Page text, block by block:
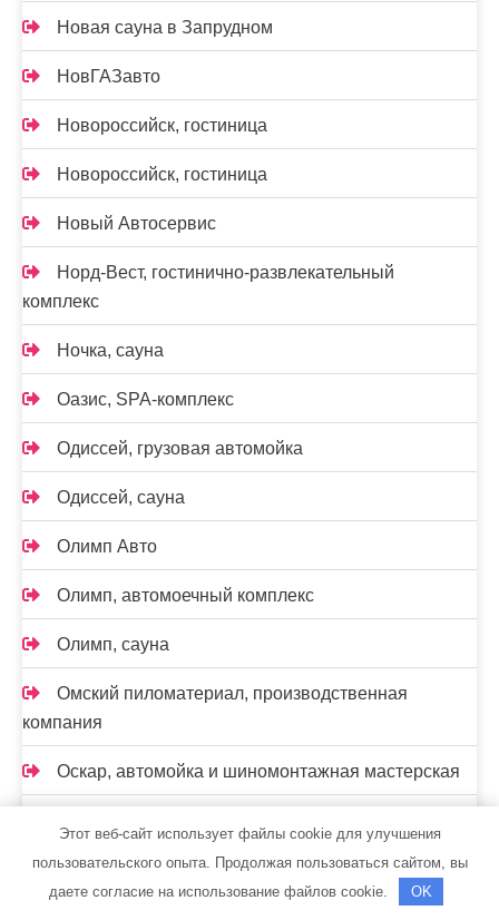
Новая сауна в Запрудном
НовГАЗавто
Новороссийск, гостиница
Новороссийск, гостиница
Новый Автосервис
Норд-Вест, гостинично-развлекательный
комплекс
Ночка, сауна
Оазис, SPA-комплекс
Одиссей, грузовая автомойка
Одиссей, сауна
Олимп Авто
Олимп, автомоечный комплекс
Олимп, сауна
Омский пиломатериал, производственная
компания
Оскар, автомойка и шиномонтажная мастерская
Пакита
Этот веб-сайт использует файлы cookie для улучшения
пользовательского опыта. Продолжая пользоваться сайтом, вы
даете согласие на использование файлов cookie.
OK